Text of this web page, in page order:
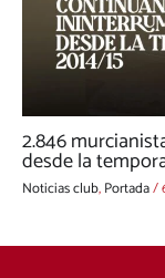
2.846
desde la
Noticias club,Portada/